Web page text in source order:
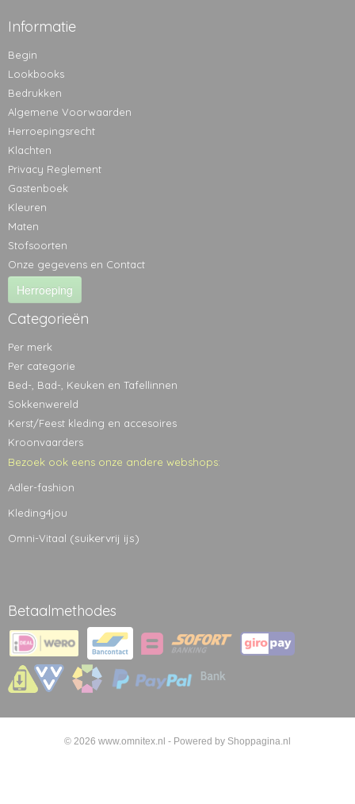
Informatie
Begin
Lookbooks
Bedrukken
Algemene Voorwaarden
Herroepingsrecht
Klachten
Privacy Reglement
Gastenboek
Kleuren
Maten
Stofsoorten
Onze gegevens en Contact
Herroeping
Categorieën
Per merk
Per categorie
Bed-, Bad-, Keuken en Tafellinnen
Sokkenwereld
Kerst/Feest kleding en accesoires
Kroonvaarders
Bezoek ook eens onze andere webshops:
Adler-fashion
Kleding4jou
Omni-Vitaal (suikervrij ijs)
Betaalmethodes
© 2026 www.omnitex.nl - Powered by Shoppagina.nl